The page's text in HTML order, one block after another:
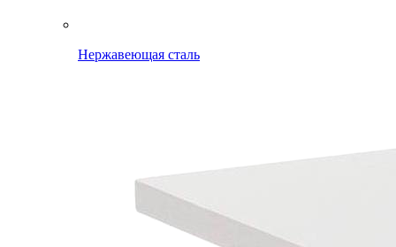
Нержавеющая сталь